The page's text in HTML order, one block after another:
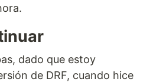
dado que estoy
de DRF, cuando hice